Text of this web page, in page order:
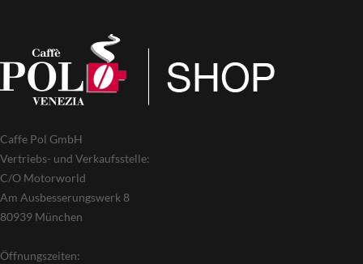
Caffe Pol GmbH
Vertriebs- und Verkaufsstelle:
C/O Motorworld
Am Ausbesserungswerk 8
80939 München
Öffnungszeiten: